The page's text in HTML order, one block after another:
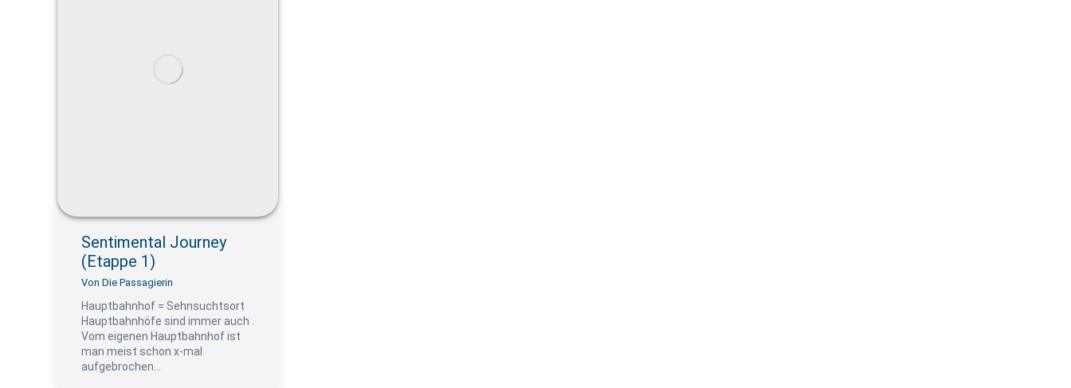
Sentimental Journey
(Etappe 1)
Von Die Passagierin
Hauptbahnhof = Sehnsuchtsort
Hauptbahnhöfe sind immer auch .
Vom eigenen Hauptbahnhof ist
man meist schon x-mal
aufgebrochen…